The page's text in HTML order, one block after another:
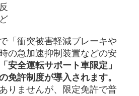
「衝突被害軽減ブレーキや
の急加速抑制装置などの安
「安全運転サポート車限定」
免許制度が導入されます。
りませんが、限定免許で普